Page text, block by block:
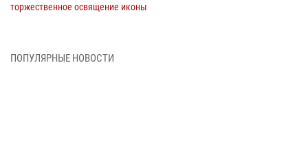
торжественное освящение иконы
Военнослужащие по призыву из Архангельской области приняли
ПОПУЛЯРНЫЕ НОВОСТИ